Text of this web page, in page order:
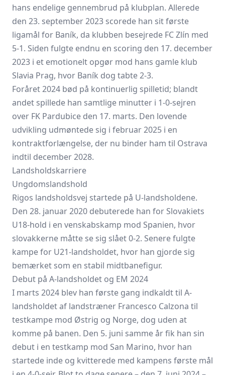
hans endelige gennembrud på klubplan. Allerede
den 23. september 2023 scorede han sit første
ligamål for Baník, da klubben besejrede FC Zlín med
5-1. Siden fulgte endnu en scoring den 17. december
2023 i et emotionelt opgør mod hans gamle klub
Slavia Prag, hvor Baník dog tabte 2-3.
Foråret 2024 bød på kontinuerlig spilletid; blandt
andet spillede han samtlige minutter i 1-0-sejren
over FK Pardubice den 17. marts. Den lovende
udvikling udmøntede sig i februar 2025 i en
kontraktforlængelse, der nu binder ham til Ostrava
indtil december 2028.
Landsholdskarriere
Ungdomslandshold
Rigos landsholdsvej startede på U-landsholdene.
Den 28. januar 2020 debuterede han for Slovakiets
U18-hold i en venskabskamp mod Spanien, hvor
slovakkerne måtte se sig slået 0-2. Senere fulgte
kampe for U21-landsholdet, hvor han gjorde sig
bemærket som en stabil midtbanefigur.
Debut på A-landsholdet og EM 2024
I marts 2024 blev han første gang indkaldt til A-
landsholdet af landstræner Francesco Calzona til
testkampe mod Østrig og Norge, dog uden at
komme på banen. Den 5. juni samme år fik han sin
debut i en testkamp mod San Marino, hvor han
startede inde og kvitterede med kampens første mål